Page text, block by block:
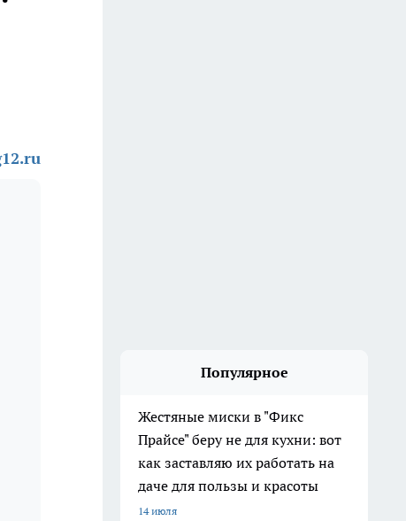
Популярное
Жестяные миски в "Фикс
Прайсе" беру не для кухни: вот
как заставляю их работать на
даче для пользы и красоты
14 июля